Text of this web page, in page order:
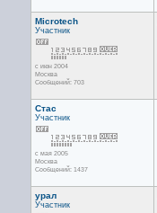
Microtech
Участник
с июн 2004
Москва
Сообщений: 703
Стас
Участник
с мая 2005
Москва
Сообщений: 1437
урал
Участник